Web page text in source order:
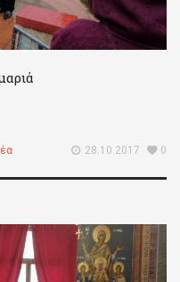
28.10.2017 0